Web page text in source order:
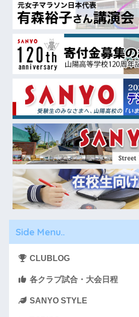
Side Menu..
CLUBLOG
各クラブ試合・大会日程
SANYO STYLE